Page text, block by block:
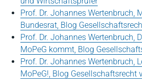
Prof. Dr. Johannes Wertenbruch,
Bundesrat, Blog
Prof. Dr. Johannes Wertenbruch,
MoPeG kommt, Blog
Prof. Dr. Johannes Wertenbruch,
MoPeG!, Blog Gesellschaftsrecht